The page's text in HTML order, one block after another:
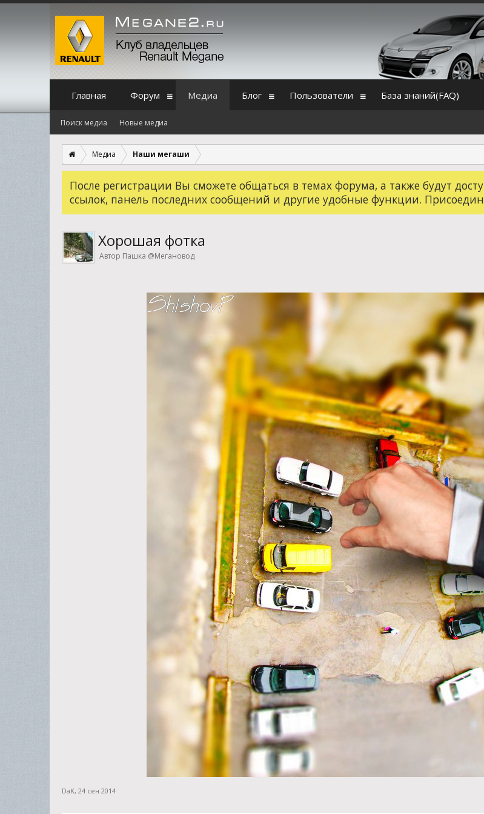
Медиа Наши мегаши
После регистрации Вы сможете общаться в темах форума, а также будут
ссылок, панель последних сообщений и другие удобные функции.
Хорошая фотка
Автор Пашка @Мегановод
DaK, 24 сен 2014
Главная Форум Медиа
Поиск медиа Новые медиа
Блог Пользователи База знаний(FAQ)